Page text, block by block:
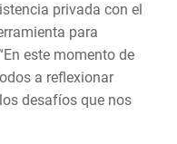
privada con el
para
este momento de
a reflexionar
desafíos que nos